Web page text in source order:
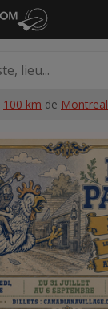
100 km de Montreal